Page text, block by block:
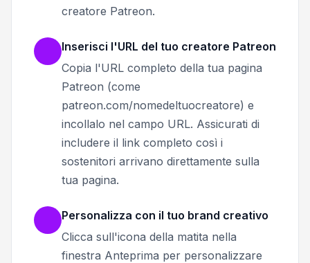
creatore Patreon.
Inserisci l'URL del tuo creatore Patreon
Copia l'URL completo della tua pagina
Patreon (come
patreon.com/nomedeltuocreatore) e
incollalo nel campo URL. Assicurati di
includere il link completo così i
sostenitori arrivano direttamente sulla
tua pagina.
Personalizza con il tuo brand creativo
Clicca sull'icona della matita nella
finestra Anteprima per personalizzare